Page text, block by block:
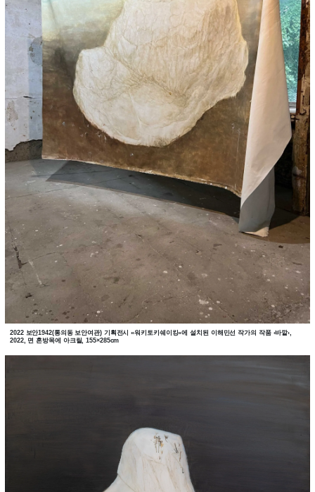
2022 보안1942(통의동 보안여관) 기획전시 «워키토키쉐이킹»에 설치된 이해민선 작가의 작품 ‹바깥›,
2022, 면 혼방목에 아크릴, 155×285cm